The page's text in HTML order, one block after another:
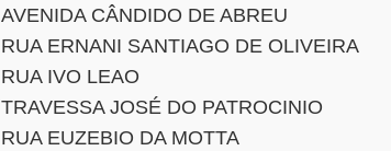
AVENIDA CÂNDIDO DE ABREU
RUA ERNANI SANTIAGO DE OLIVEIRA
RUA IVO LEAO
TRAVESSA JOSÉ DO PATROCINIO
RUA EUZEBIO DA MOTTA